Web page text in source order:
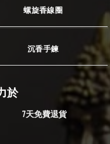
螺旋香線圈
沉香手鍊
於
7天免費退貨